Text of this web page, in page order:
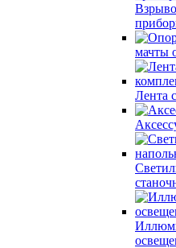
мачты
Лента